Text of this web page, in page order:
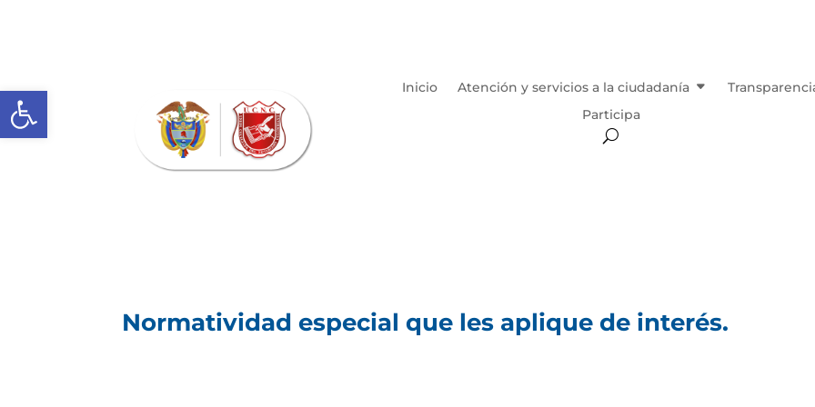
Abrir barra de herramientas Inicio Atención y servicios a la ciudadanía
Participa
Normatividad especial que les aplique de interés.